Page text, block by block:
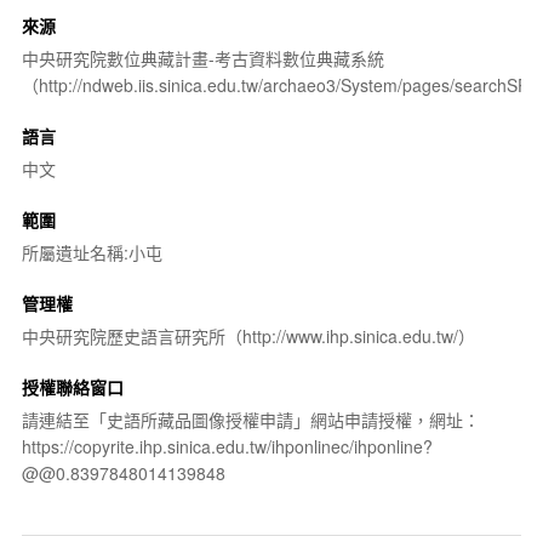
來源
中央研究院數位典藏計畫-考古資料數位典藏系統
（http://ndweb.iis.sinica.edu.tw/archaeo3/System/pages/
語言
中文
範圍
所屬遺址名稱:小屯
管理權
中央研究院歷史語言研究所（http://www.ihp.sinica.edu.tw/）
授權聯絡窗口
請連結至「史語所藏品圖像授權申請」網站申請授權，網址：
https://copyrite.ihp.sinica.edu.tw/ihponlinec/ihponline?
@@0.8397848014139848